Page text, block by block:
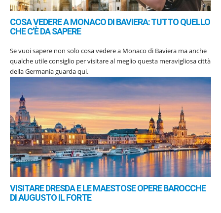
COSA VEDERE A MONACO DI BAVIERA: TUTTO QUELLO
CHE C’È DA SAPERE
Se vuoi sapere non solo cosa vedere a Monaco di Baviera ma anche
qualche utile consiglio per visitare al meglio questa meravigliosa città
della Germania guarda qui.
VISITARE DRESDA E LE MAESTOSE OPERE BAROCCHE
DI AUGUSTO IL FORTE